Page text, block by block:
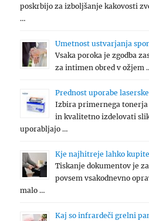
poskrbijo za izboljšanje kakovosti
…
Umetnost ustvarjanja
Vsaka poroka je zgodba
za intimen obred v ožjem
Prednost uporabe
Izbira primernega
in kvalitetno izdelovati
uporabljajo …
Kje najhitreje lahko
Tiskanje dokumentov je
povsem vsakodnevno
malo …
Kaj so infrardeči grelni